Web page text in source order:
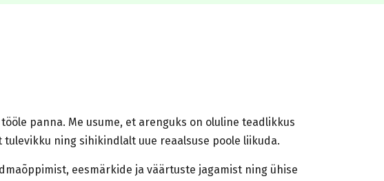
panna. Me usume, et arenguks on oluline teadlikkus
ning sihikindlalt uue reaalsuse poole liikuda.
eesmärkide ja väärtuste jagamist ning ühise